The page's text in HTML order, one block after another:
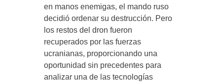
en manos enemigas, el mando ruso
decidió ordenar su destrucción. Pero
los restos del dron fueron
recuperados por las fuerzas
ucranianas, proporcionando una
oportunidad sin precedentes para
analizar una de las tecnologías